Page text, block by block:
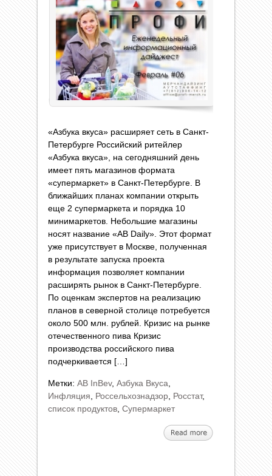
«Азбука вкуса» расширяет сеть в Санкт-
Петербурге Российский ритейлер
«Азбука вкуса», на сегодняшний день
имеет пять магазинов формата
«супермаркет» в Санкт-Петербурге. В
ближайших планах компании открыть
еще 2 супермаркета и порядка 10
минимаркетов. Небольшие магазины
носят название «АВ Daily». Этот формат
уже присутствует в Москве, полученная
в результате запуска проекта
информация позволяет компании
расширять рынок в Санкт-Петербурге.
По оценкам экспертов на реализацию
планов в северной столице потребуется
около 500 млн. рублей. Кризис на рынке
отечественного пива Кризис
производства российского пива
подчеркивается […]
Метки: AB InBev, Азбука Вкуса
Инфляция
Россельхознадзор Росстат,
список продуктов Супермаркет